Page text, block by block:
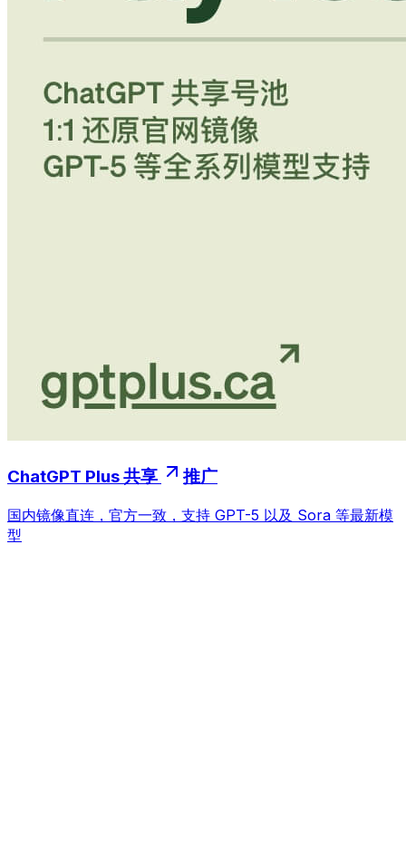
ChatGPT Plus 共享 推广
国内镜像直连，官方一致，支持 GPT-5 以及 Sora 等最新模
型